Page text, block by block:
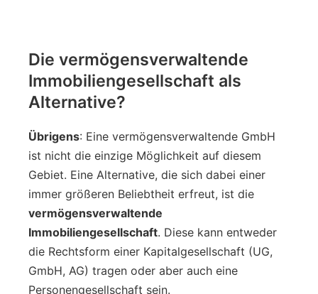
Die vermögensverwaltende
Immobiliengesellschaft als
Alternative?
Übrigens: Eine vermögensverwaltende GmbH
ist nicht die einzige Möglichkeit auf diesem
Gebiet. Eine Alternative, die sich dabei einer
immer größeren Beliebtheit erfreut, ist die
vermögensverwaltende
Immobiliengesellschaft. Diese kann entweder
die Rechtsform einer Kapitalgesellschaft (UG,
GmbH, AG) tragen oder aber auch eine
Personengesellschaft sein.